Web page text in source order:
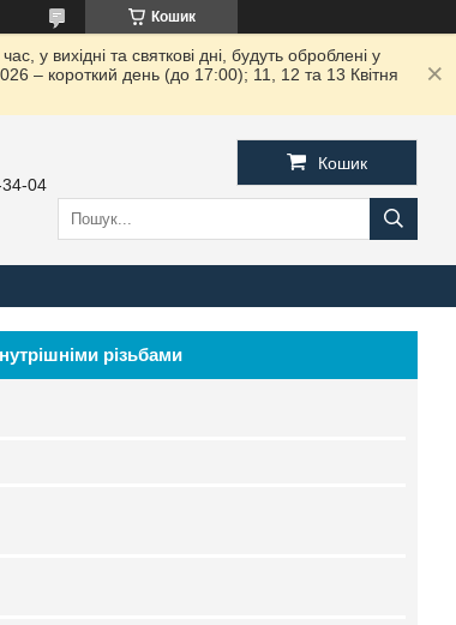
Кошик
у вихідні та святкові дні, будуть оброблені у
– короткий день (до 17:00); 11, 12 та 13 Квітня
04
Кошик
різьбами